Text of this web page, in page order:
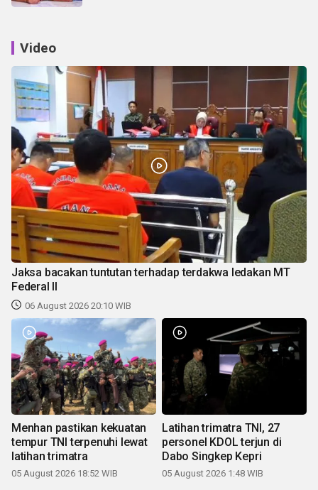
Video
Jaksa bacakan tuntutan terhadap terdakwa ledakan MT
Federal II
06 August 2026 20:10 WIB
Menhan pastikan kekuatan
tempur TNI terpenuhi lewat
latihan trimatra
05 August 2026 18:52 WIB
Latihan trimatra TNI, 27
personel KDOL terjun di
Dabo Singkep Kepri
05 August 2026 1:48 WIB